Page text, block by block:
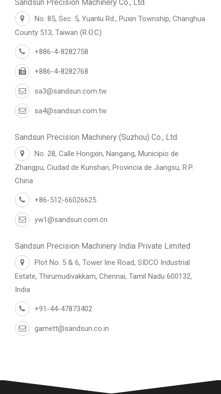
Sandsun Precision Machinery Co., Ltd.
No. 85, Sec. 5, Yuanlu Rd., Puxin Township, Changhua
County 513, Taiwan (R.O.C)
+886-4-8282758
+886-4-8282768
sa3@sandsun.com.tw
sa4@sandsun.com.tw
Sandsun Precision Machinery (Suzhou) Co., Ltd.
No. 28, Calle Hongxin, Nangang, Municipio de
Zhangpu, Ciudad de Kunshan, Provincia de Jiangsu, R.P.
China
+86-512-66026625
yw1@sandsun.com.cn
Sandsun Precision Machinery India Private Limited
Plot No. 5 & 6, Tower line Road, SIDCO Industrial
Estate, Thirumudivakkam, Chennai, Tamil Nadu 600132,
India
+91-44-47873402
garnett@sandsun.co.in